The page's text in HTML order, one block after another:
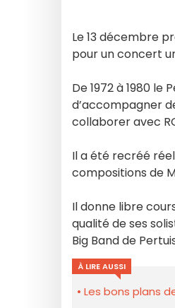
Le 13 décembre
pour un concert
De 1972 à 1980 le
d’accompagner
collaborer avec
Il a été recréé
compositions de
Il donne libre
qualité de ses
Big Band de
À LIRE AUSSI
Les bons plans